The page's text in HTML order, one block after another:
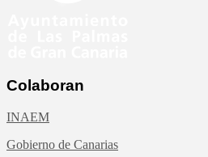
Colaboran
INAEM
Gobierno de Canarias